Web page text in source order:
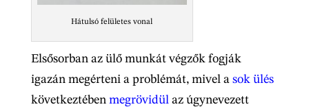
Hátulsó felületes vonal
Elsősorban az ülő munkát végzők fogják
igazán megérteni a problémát, mivel a sok ülés
következtében megrövidülaz úgynevezett